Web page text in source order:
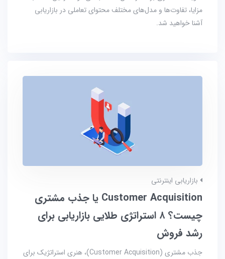
مزایا، تفاوت‌ها و مدل‌های مختلف محتوای تعاملی در بازاریابی
آشنا خواهید شد.
بازاریابی اینترنتی
Customer Acquisition یا جذب مشتری
چیست؟ ۸ استراتژی طلایی بازاریابی برای
رشد فروش
جذب مشتری (Customer Acquisition)، هنری استراتژیک برای